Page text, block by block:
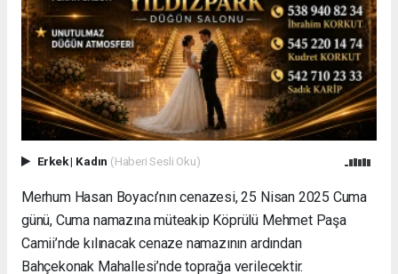
Erkek| Kadın (Haberi Sesli Oku)
Merhum Hasan Boyacı’nın cenazesi, 25 Nisan 2025 Cuma
günü, Cuma namazına müteakip Köprülü Mehmet Paşa
Camii’nde kılınacak cenaze namazının ardından
Bahçekonak Mahallesi’nde toprağa verilecektir.